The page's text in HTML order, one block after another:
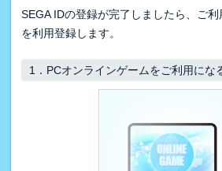
SEGA IDの登録が完了しましたら、ご
を利用登録します。
1． PCオンラインゲームをご利用にな